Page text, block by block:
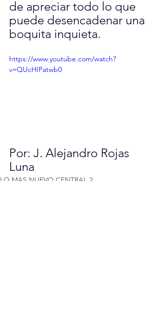
de apreciar todo lo que
puede desencadenar una
boquita inquieta.
https://www.youtube.com/watch?
v=QUcHIPatwb0
Por: J. Alejandro Rojas
Luna
LO MAS NUEVO CENTRAL 2